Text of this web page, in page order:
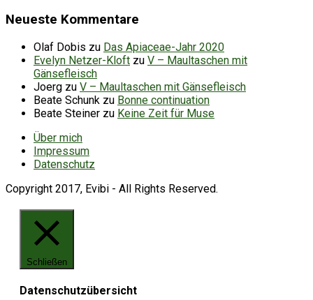
Neueste Kommentare
Olaf Dobis zu Das Apiaceae-Jahr 2020
Evelyn Netzer-Kloft zu V – Maultaschen mit
Gänsefleisch
Joerg zu V – Maultaschen mit Gänsefleisch
Beate Schunk zu Bonne continuation
Beate Steiner zu Keine Zeit für Muse
Über mich
Impressum
Datenschutz
Copyright 2017, Evibi - All Rights Reserved.
Schließen
Datenschutzübersicht